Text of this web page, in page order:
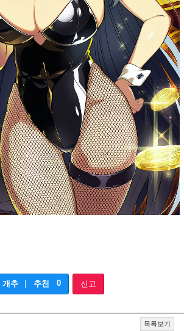
개추 추천 0 신고
목록보기